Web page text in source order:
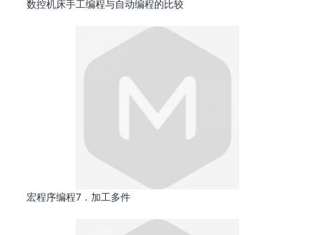
数控机床手工编程与自动编程的比较
宏程序编程7．加工多件